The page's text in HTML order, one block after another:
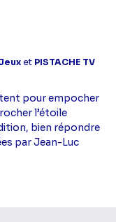
et PISTACHE TV
pour empocher
l’étoile
bien répondre
par Jean-Luc
diffusion